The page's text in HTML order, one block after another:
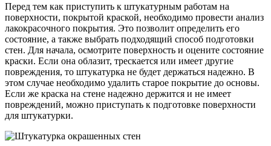
Перед тем как приступить к штукатурным работам на
поверхности, покрытой краской, необходимо провести анализ
лакокрасочного покрытия. Это позволит определить его
состояние, а также выбрать подходящий способ подготовки
стен. Для начала, осмотрите поверхность и оцените состояние
краски. Если она облазит, трескается или имеет другие
повреждения, то штукатурка не будет держаться надежно. В
этом случае необходимо удалить старое покрытие до основы.
Если же краска на стене надежно держится и не имеет
повреждений, можно приступать к подготовке поверхности
для штукатурки.